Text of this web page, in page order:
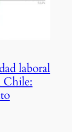
laboral
Chile: